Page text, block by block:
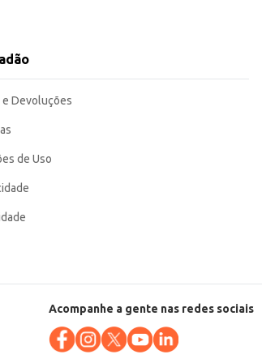
e Devoluções
de Uso
Acompanhe a gente nas redes sociais